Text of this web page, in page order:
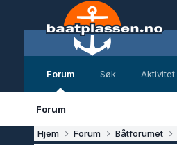
Forum
Forum
Søk Aktivitet
Hjem Forum Båtforumet